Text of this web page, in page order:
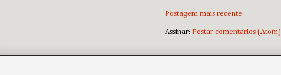
Postagem mais recente
Assinar: Postar comentários (Atom)